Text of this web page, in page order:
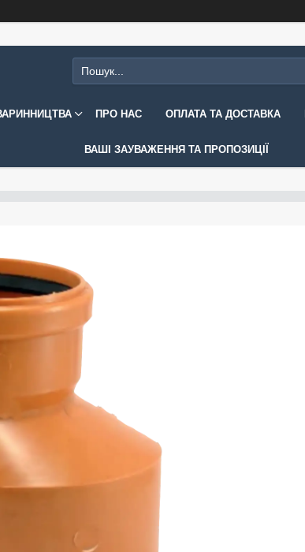
ПРО НАС ОПЛАТА ТА ДОСТАВКА
ВАШІ ЗАУВАЖЕННЯ ТА ПРОПОЗИЦІЇ